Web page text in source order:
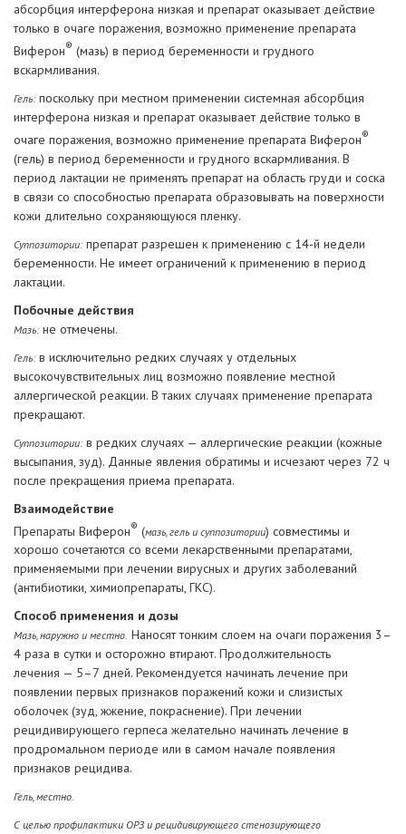
абсорбция интерферона низкая и препарат оказывает действие
только в очаге поражения, возможно применение препарата
Виферон® (мазь) в период беременности и грудного
вскармливания.
Гель:поскольку при местном применении системная абсорбция
интерферона низкая и препарат оказывает действие только в
очаге поражения, возможно применение препарата Виферон®
(гель) в период беременности и грудного вскармливания. В
период лактации не применять препарат на область груди и соска
в связи со способностью препарата образовывать на поверхности
кожи длительно сохраняющуюся пленку.
Суппозитории:препарат разрешен к применению с 14-й недели
беременности. Не имеет ограничений к применению в период
лактации.
Побочные действия
Мазь:не отмечены.
Гель:в исключительно редких случаях у отдельных
высокочувствительных лиц возможно появление местной
аллергической реакции. В таких случаях применение препарата
прекращают.
Суппозитории:в редких случаях — аллергические реакции (кожные
высыпания, зуд). Данные явления обратимы и исчезают через 72 ч
после прекращения приема препарата.
Взаимодействие
Препараты Виферон® (мазь, гель и суппозитории) совместимы и
хорошо сочетаются со всеми лекарственными препаратами,
применяемыми при лечении вирусных и других заболеваний
(антибиотики, химиопрепараты, ГКС).
Способ применения и дозы
Мазь, наружно и местно. Наносят тонким слоем на очаги поражения 3–
4 раза в сутки и осторожно втирают. Продолжительность
лечения — 5–7 дней. Рекомендуется начинать лечение при
появлении первых признаков поражений кожи и слизистых
оболочек (зуд, жжение, покраснение). При лечении
рецидивирующего герпеса желательно начинать лечение в
продромальном периоде или в самом начале появления
признаков рецидива.
Гель, местно.
С целью профилактики ОРЗ и рецидивирующего стенозирующего